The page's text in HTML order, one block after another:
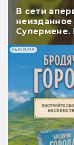
В сети
Супермене.
РЕКЛАМА